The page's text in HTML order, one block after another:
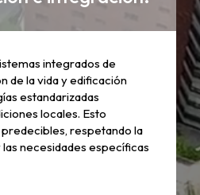
integrados de
de la vida y edificación
estandarizadas
locales. Esto
respetando la
necesidades específicas